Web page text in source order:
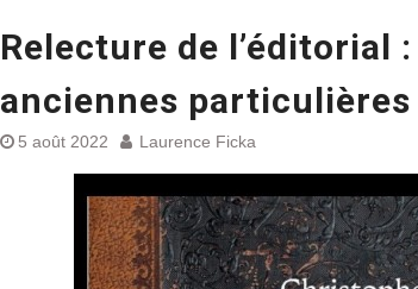
Relecture de l’éditorial
anciennes particulières
5 août 2022 Laurence Ficka